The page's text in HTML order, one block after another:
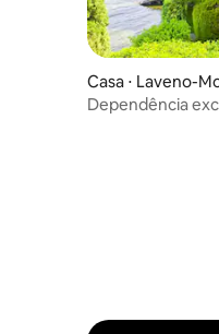
Casa ⋅ Laveno-
Dependência